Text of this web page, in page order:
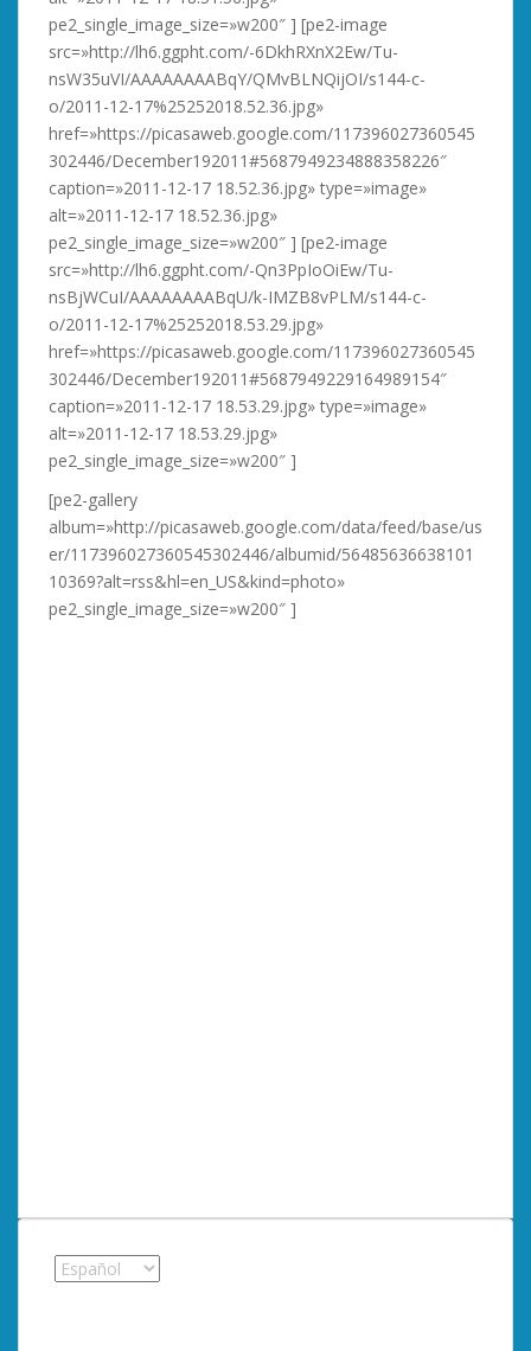
pe2_single_image_size=»w200″ ] [pe2-image
src=»http://lh6.ggpht.com/-6DkhRXnX2Ew/Tu-
nsW35uVI/AAAAAAAABqY/QMvBLNQijOI/s144-c-
o/2011-12-17%25252018.52.36.jpg»
href=»https://picasaweb.google.com/117396027360545
302446/December192011#5687949234888358226″
caption=»2011-12-17 18.52.36.jpg» type=»image»
alt=»2011-12-17 18.52.36.jpg»
pe2_single_image_size=»w200″ ] [pe2-image
src=»http://lh6.ggpht.com/-Qn3PpIoOiEw/Tu-
nsBjWCuI/AAAAAAAABqU/k-IMZB8vPLM/s144-c-
o/2011-12-17%25252018.53.29.jpg»
href=»https://picasaweb.google.com/117396027360545
302446/December192011#5687949229164989154″
caption=»2011-12-17 18.53.29.jpg» type=»image»
alt=»2011-12-17 18.53.29.jpg»
pe2_single_image_size=»w200″ ]
[pe2-gallery
album=»http://picasaweb.google.com/data/feed/base/us
er/117396027360545302446/albumid/56485636638101
10369?alt=rss&hl=en_US&kind=photo»
pe2_single_image_size=»w200″ ]